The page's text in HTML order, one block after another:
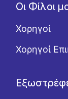
Οι Φίλοι
Χορηγοί
Χορηγοί